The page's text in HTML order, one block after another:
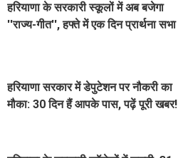
हरियाणा के सरकारी स्कूलों में अब बजेगा
''राज्य-गीत'', हफ्ते में एक दिन प्रार्थना सभा
हरियाणा सरकार में डेपुटेशन पर नौकरी का
मौका: 30 दिन हैं आपके पास, पढ़ें पूरी खबर!